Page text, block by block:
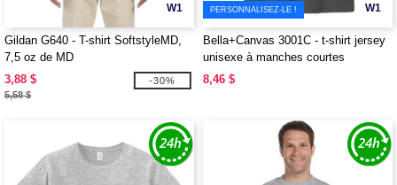
W1
Gildan G640 - T-shirt SoftstyleMD,
7,5 oz de MD
3,88 $
5,58 $
-30%
W1
PERSONNALISEZ-LE !
Bella+Canvas 3001C - t-shirt jersey
unisexe à manches courtes
8,46 $